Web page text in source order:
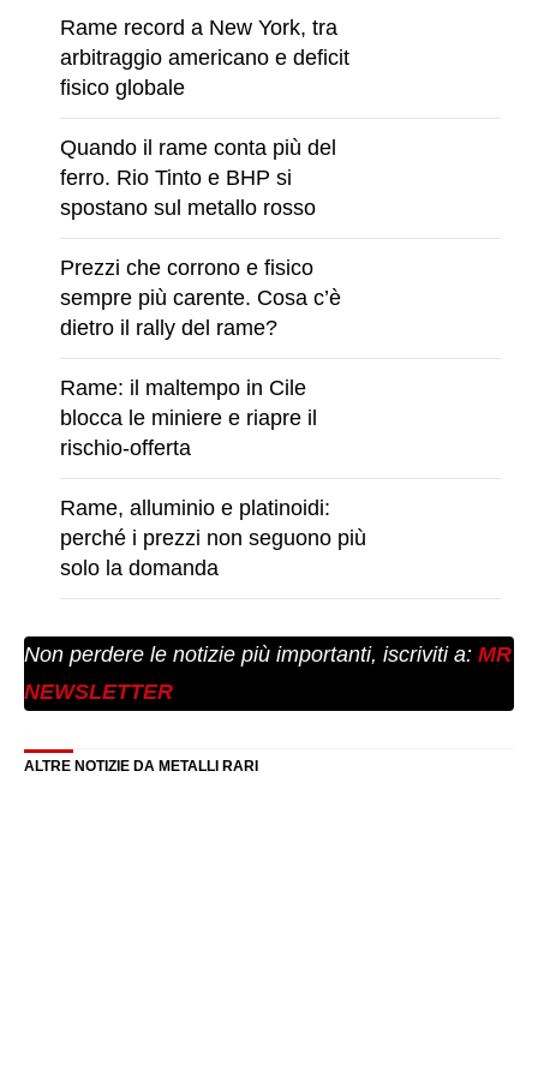
Rame record a New York, tra
arbitraggio americano e deficit
fisico globale
Quando il rame conta più del
ferro. Rio Tinto e BHP si
spostano sul metallo rosso
Prezzi che corrono e fisico
sempre più carente. Cosa c’è
dietro il rally del rame?
Rame: il maltempo in Cile
blocca le miniere e riapre il
rischio-offerta
Rame, alluminio e platinoidi:
perché i prezzi non seguono più
solo la domanda
Non perdere le notizie più importanti, iscriviti a: MR
NEWSLETTER
ALTRE NOTIZIE DA METALLI RARI